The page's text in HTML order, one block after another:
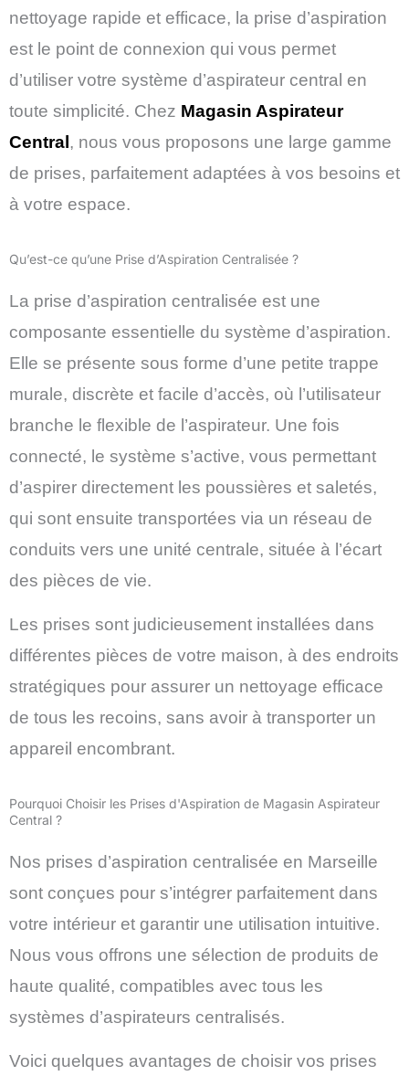
nettoyage rapide et efficace, la prise d’aspiration
est le point de connexion qui vous permet
d’utiliser votre système d’aspirateur central en
toute simplicité. Chez Magasin Aspirateur
Central , nous vous proposons une large gamme
de prises, parfaitement adaptées à vos besoins et
à votre espace.
Qu’est-ce qu’une Prise d’Aspiration Centralisée ?
La prise d’aspiration centralisée est une
composante essentielle du système d’aspiration.
Elle se présente sous forme d’une petite trappe
murale, discrète et facile d’accès, où l’utilisateur
branche le flexible de l’aspirateur. Une fois
connecté, le système s’active, vous permettant
d’aspirer directement les poussières et saletés,
qui sont ensuite transportées via un réseau de
conduits vers une unité centrale, située à l’écart
des pièces de vie.
Les prises sont judicieusement installées dans
différentes pièces de votre maison, à des endroits
stratégiques pour assurer un nettoyage efficace
de tous les recoins, sans avoir à transporter un
appareil encombrant.
Pourquoi Choisir les Prises d'Aspiration de Magasin Aspirateur
Central ?
Nos prises d’aspiration centralisée en Marseille
sont conçues pour s’intégrer parfaitement dans
votre intérieur et garantir une utilisation intuitive.
Nous vous offrons une sélection de produits de
haute qualité, compatibles avec tous les
systèmes d’aspirateurs centralisés.
Voici quelques avantages de choisir vos prises